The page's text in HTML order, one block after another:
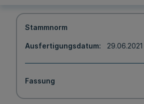
Stammnorm
Ausfertigungsdatum 29.06.2021
Fassung